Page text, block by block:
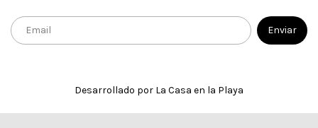
Desarrollado por La Casa en la Playa